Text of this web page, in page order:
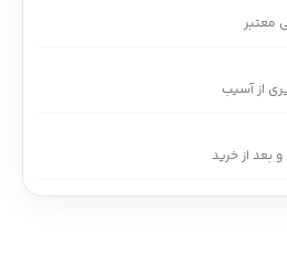
معتبر
از آسیب
بعد از خرید